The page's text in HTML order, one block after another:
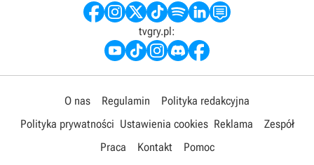
tvgry.pl:
O nas Regulamin
Polityka redakcyjna
Polityka prywatności Ustawienia cookies Reklama
Zespół
Praca
Kontakt Pomoc